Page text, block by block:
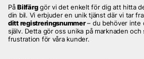
PåBilfärggör vi det enkelt för dig att hitta
din bil. Vi erbjuder en unik tjänst där vi tar
ditt registreringsnummer– du behöver inte
själv. Detta gör oss unika på marknaden och
frustration för våra kunder.